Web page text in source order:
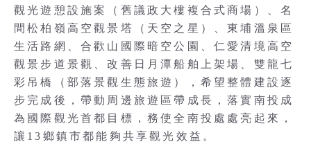
觀光遊憩設施案（舊議政大樓複合式商場）、名
間松柏嶺高空觀景塔（天空之星）、東埔溫泉區
生活路網、合歡山國際暗空公園、仁愛清境高空
觀景步道景觀、改善日月潭船舶上架場、雙龍七
彩吊橋（部落景觀生態旅遊），希望整體建設逐
步完成後，帶動周邊旅遊區帶成長，落實南投成
為國際觀光首都目標，務使全南投處處亮起來，
讓13鄉鎮市都能夠共享觀光效益。